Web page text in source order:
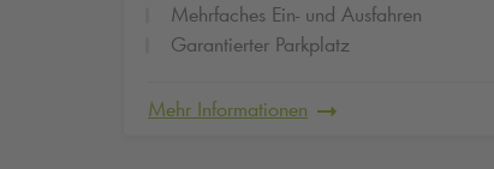
Mehrfaches Ein- und Ausfahren
Garantierter Parkplatz
Mehr Informationen